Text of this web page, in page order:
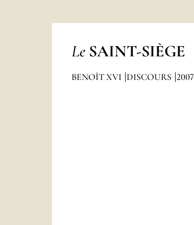
Le SAINT-SIÈGE
BENOÎT XVI DISCOURS 2007